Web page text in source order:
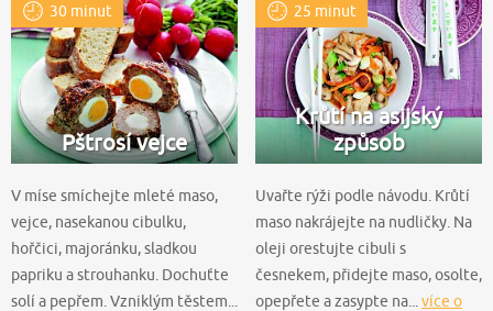
30 minut
Pštrosí vejce
V míse smíchejte mleté maso,
vejce, nasekanou cibulku,
hořčici, majoránku, sladkou
papriku a strouhanku. Dochuťte
solí a pepřem. Vzniklým těstem...
25 minut
Krůtí na asijský
způsob
Uvařte rýži podle návodu. Krůtí
maso nakrájejte na nudličky. Na
oleji orestujte cibuli s
česnekem, přidejte maso, osolte,
opepřete a zasypte na... více o